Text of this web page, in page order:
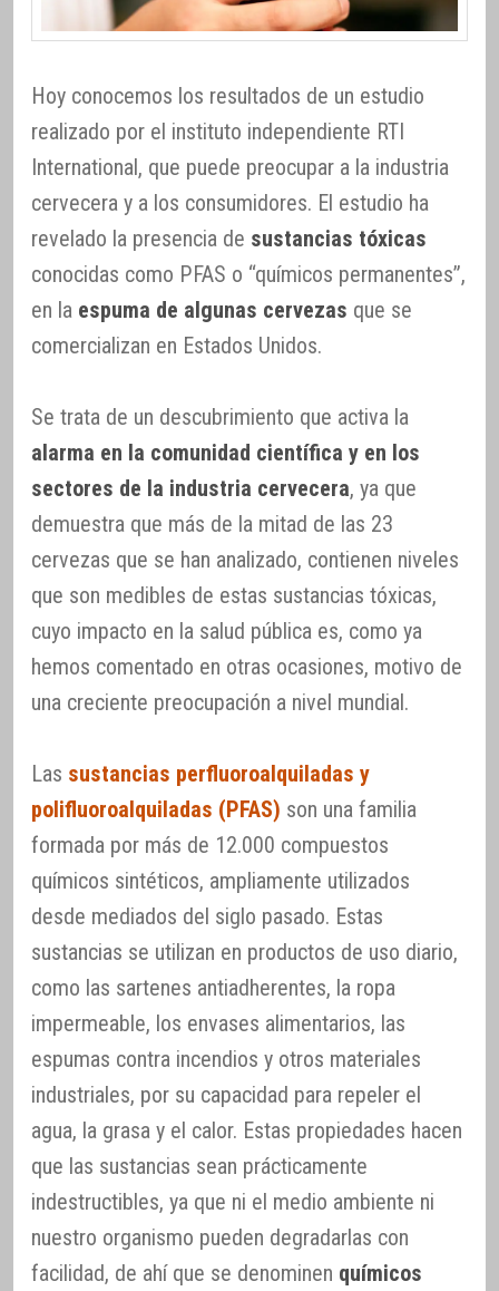
Hoy conocemos los resultados de un estudio
realizado por el instituto independiente RTI
International, que puede preocupar a la industria
cervecera y a los consumidores. El estudio ha
revelado la presencia de sustancias tóxicas
conocidas como PFAS o “químicos permanentes”,
en la espuma de algunas cervezas que se
comercializan en Estados Unidos.
Se trata de un descubrimiento que activa la
alarma en la comunidad científica y en los
sectores de la industria cervecera, ya que
demuestra que más de la mitad de las 23
cervezas que se han analizado, contienen niveles
que son medibles de estas sustancias tóxicas,
cuyo impacto en la salud pública es, como ya
hemos comentado en otras ocasiones, motivo de
una creciente preocupación a nivel mundial.
Las sustancias perfluoroalquiladas y
polifluoroalquiladas (PFAS) son una familia
formada por más de 12.000 compuestos
químicos sintéticos, ampliamente utilizados
desde mediados del siglo pasado. Estas
sustancias se utilizan en productos de uso diario,
como las sartenes antiadherentes, la ropa
impermeable, los envases alimentarios, las
espumas contra incendios y otros materiales
industriales, por su capacidad para repeler el
agua, la grasa y el calor. Estas propiedades hacen
que las sustancias sean prácticamente
indestructibles, ya que ni el medio ambiente ni
nuestro organismo pueden degradarlas con
facilidad, de ahí que se denominen químicos